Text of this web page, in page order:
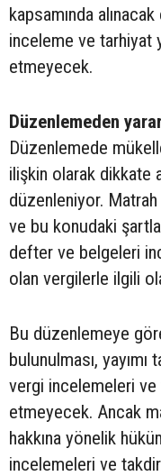
kapsamında
inceleme ve tarhiyat
etmeyecek.
Düzenlemeden
Düzenlemede
ilişkin olarak dikkate
düzenleniyor. Matrah
ve bu konudaki
defter ve belgeleri
olan vergilerle ilgili
Bu düzenlemeye
bulunulması, yayımı
vergi incelemeleri
etmeyecek. Ancak
hakkına yönelik
incelemeleri ve takdir